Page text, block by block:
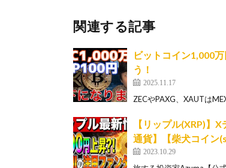
関連する記事
ビットコイン1,000
う！
2025.11.17
ZECやPAXG、XAUTは
【リップル(XRP)】
通貨】【柴犬コイン
2023.10.29